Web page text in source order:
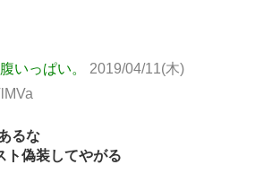
いっぱい。
2019/04/11(木)
るな
ト偽装してやがる